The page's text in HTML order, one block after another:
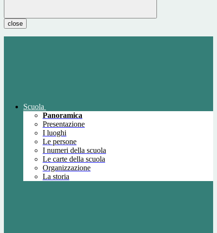
close
Scuola
Panoramica
Presentazione
I luoghi
Le persone
I numeri della scuola
Le carte della scuola
Organizzazione
La storia